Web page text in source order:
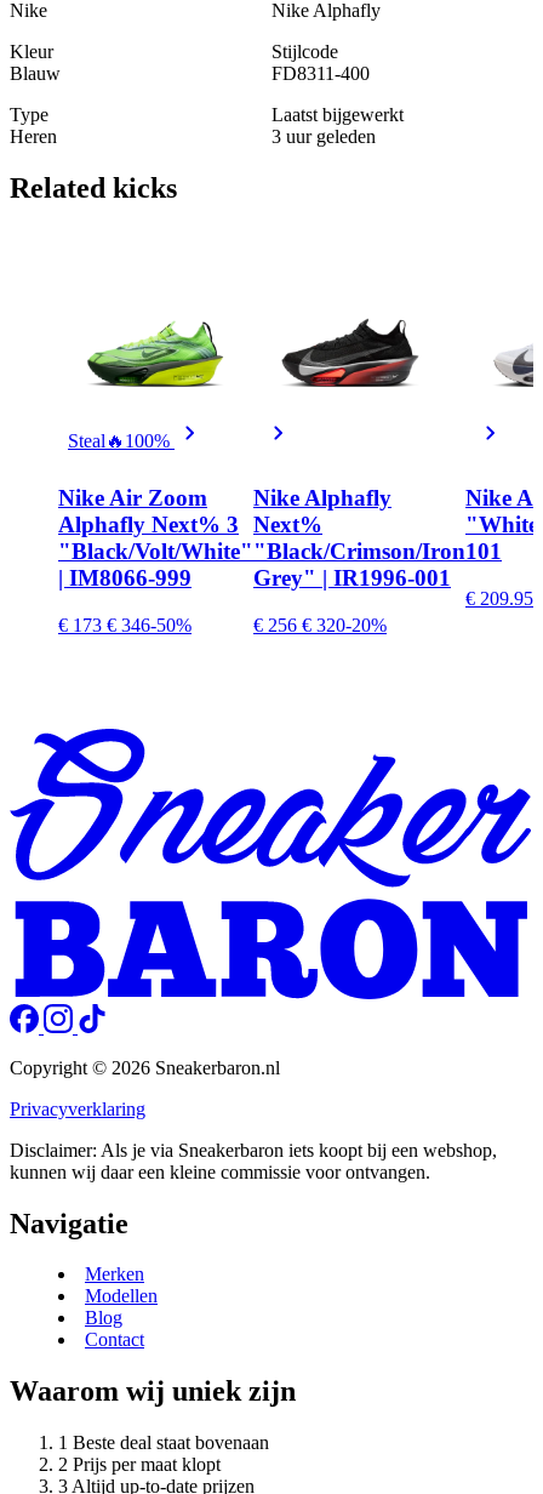
Nike
Nike Alphafly
Kleur
Blauw
Stijlcode
FD8311-400
Type
Heren
Laatst bijgewerkt
3 uur geleden
Related kicks
Steal 🔥 100%
Nike Air Zoom
Alphafly Next% 3
"Black/Volt/White"
| IM8066-999
€ 173 € 346-50%
Nike Alphafly
Next%
"Black/Crimson/Iron
Grey" | IR1996-001
€ 256 € 320-20%
Nike
101
€ 209.95
Copyright © 2026 Sneakerbaron.nl
Privacyverklaring
Disclaimer: Als je via Sneakerbaron iets koopt bij een webshop,
kunnen wij daar een kleine commissie voor ontvangen.
Navigatie
Merken
Modellen
Blog
Contact
Waarom wij uniek zijn
Beste deal staat bovenaan
Prijs per maat klopt
Altijd up-to-date prijzen